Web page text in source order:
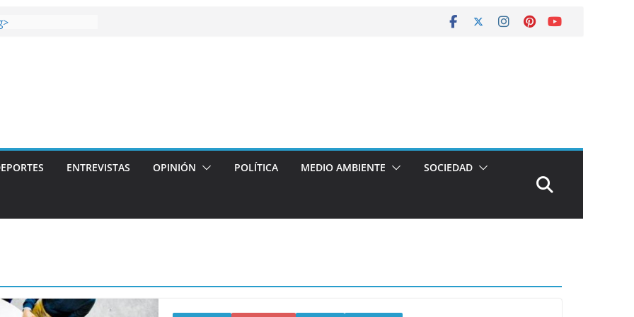
el Derbi de las
ENTREVISTAS OPINIÓN POLÍTICA MEDIO AMBIENTE SOCIEDAD